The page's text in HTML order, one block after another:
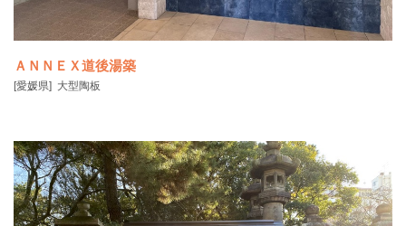
ＡＮＮＥＸ道後湯築
[愛媛県] 大型陶板